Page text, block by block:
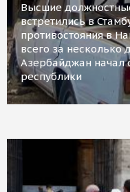
Высшие
встретились в
противостояния в
всего за несколько
Азербайджан начал
республики